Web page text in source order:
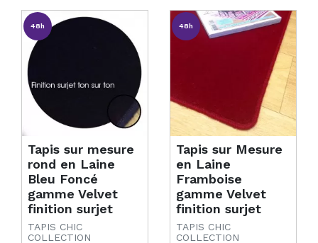
Tapis sur mesure
rond en Laine
Bleu Foncé
gamme Velvet
finition surjet
TAPIS CHIC
COLLECTION
48h
Tapis sur Mesure
en Laine
Framboise
gamme Velvet
finition surjet
TAPIS CHIC
COLLECTION
48h